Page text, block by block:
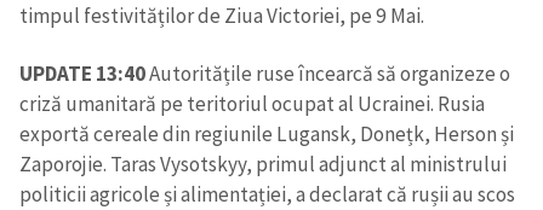
timpul festivităților de Ziua Victoriei, pe 9 Mai.
UPDATE 13:40Autoritățile ruse încearcă să organizeze o
criză umanitară pe teritoriul ocupat al Ucrainei. Rusia
exportă cereale din regiunile Lugansk, Donețk, Herson și
Zaporojie. Taras Vysotskyy, primul adjunct al ministrului
politicii agricole și alimentației, a declarat că rușii au scos